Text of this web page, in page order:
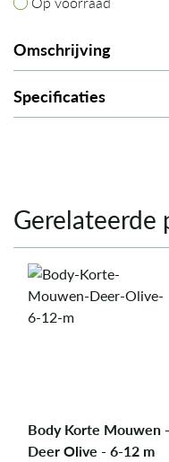
Omschrijving
Specificaties
Gerelateerde
Body Korte Mouwen -
Deer Olive - 6-12 m